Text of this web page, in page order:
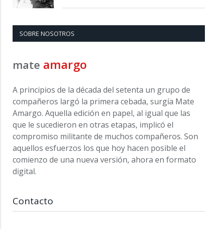
SOBRE NOSOTROS
mate amargo
A principios de la década del setenta un grupo de
compañeros largó la primera cebada, surgía Mate
Amargo. Aquella edición en papel, al igual que las
que le sucedieron en otras etapas, implicó el
compromiso militante de muchos compañeros. Son
aquellos esfuerzos los que hoy hacen posible el
comienzo de una nueva versión, ahora en formato
digital.
Contacto